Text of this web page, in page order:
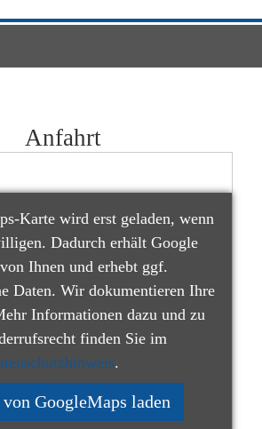
Anfahrt
Karte wird erst geladen, wenn
Dadurch erhält Google
Ihnen und erhebt ggf.
Daten. Wir dokumentieren Ihre
Informationen dazu und zu
finden Sie im
.